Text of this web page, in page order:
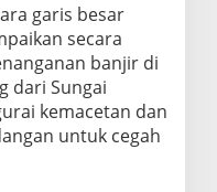
garis besar
secara
banjir di
dari Sungai
kemacetan dan
untuk cegah